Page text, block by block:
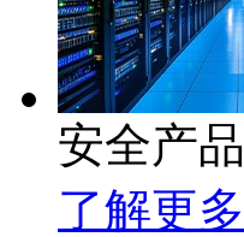
安全产品
了解更多